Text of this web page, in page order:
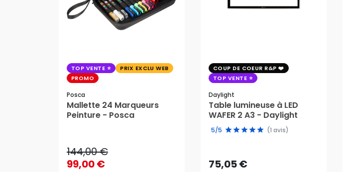
TOP VENTE
PRIX EXCLU WEB
PROMO
Posca
Mallette 24 Marqueurs
Peinture - Posca
144,00 €
99,00 €
144,00 €
COUP DE COEUR R&P
TOP VENTE
Daylight
Table lumineuse à LED
WAFER 2 A3 - Daylight
5/5 (1 avis)
75,05 €
75,05 €